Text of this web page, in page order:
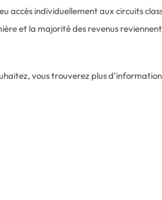
accès individuellement aux circuits
et la majorité des revenus
vous trouverez plus